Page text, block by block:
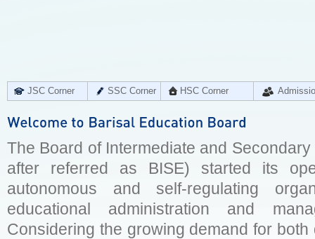
JSC Corner SSC Corner HSC Corner
The Board of Intermediate and
after referred as BISE) started its
autonomous and self-regulating
educational administration and
Considering the growing demand for